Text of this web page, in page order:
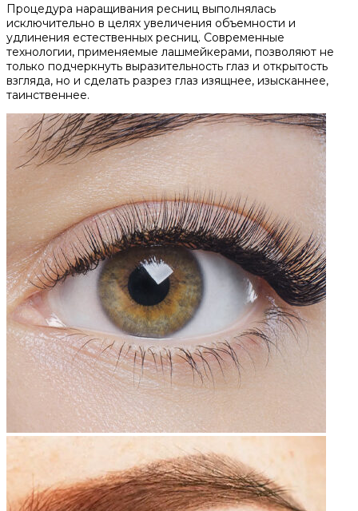
Процедура наращивания ресниц выполнялась
исключительно в целях увеличения объемности и
удлинения естественных ресниц. Современные
технологии, применяемые лашмейкерами, позволяют не
только подчеркнуть выразительность глаз и открытость
взгляда, но и сделать разрез глаз изящнее, изысканнее,
таинственнее.